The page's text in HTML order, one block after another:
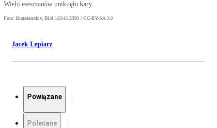
Wielu esesmanów uniknęło kary
Foto: Bundesarchiv, Bild 183-H15390 / CC-BY-SA 3.0
Jacek Lepiarz
Powiązane
Polecane